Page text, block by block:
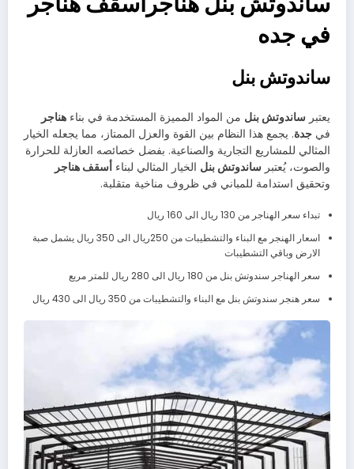
في جده
ساندوتش بنل
يعتبر ساندوتش بنل من المواد المميزة المستخدمة في بناء هناجر
في جدة. يجمع هذا النظام بين القوة والعزل الممتاز، مما يجعله الخيار
المثالي للمشاريع التجارية والصناعية. بفضل خصائصه العازلة للحرارة
والصوت، يُعتبر ساندوتش بنل الخيار المثالي لبناء أسقف هناجر
وتحقيق استدامة للمباني في ظروف مناخية متقلبة.
تبداء سعر الهناجر من 130 ريال الى 160 ريال
اسعار الهنجر مع البناء والتشطيبات من 250ريال الى 350 ريال يشمل صبة
الارض وباقي التشطيبات
سعر الهناجر سندوتش بنل من 180 ريال الى 280 ريال للمتر مربع
سعر هنجر سندوتش بنل مع البناء والتشطيبات من 350 ريال الى 430 ريال